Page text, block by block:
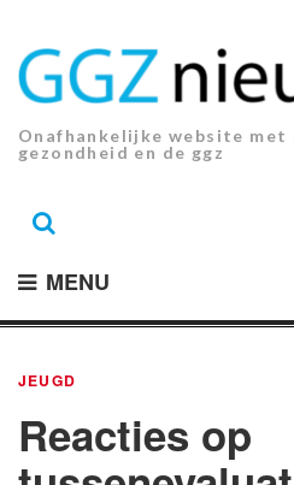
inhoud.
Onafhankelijke website met
gezondheid en de ggz
MENU
JEUGD
Reacties op